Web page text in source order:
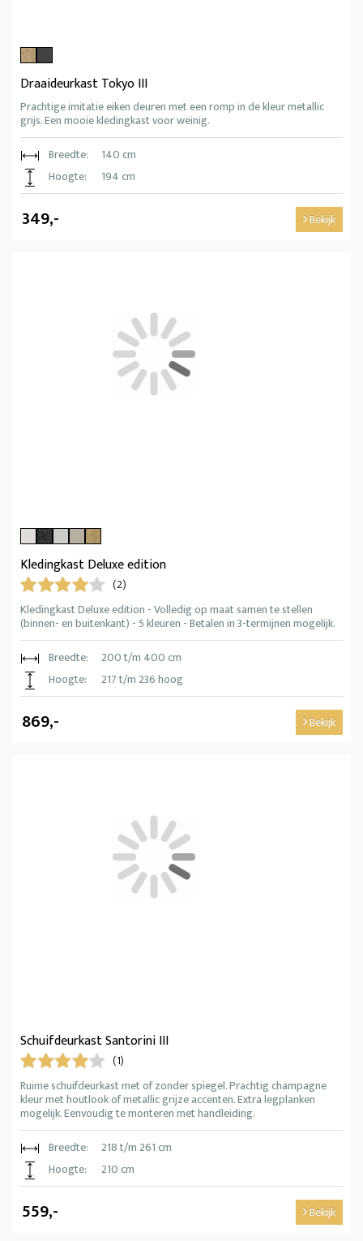
Draaideurkast Tokyo III
Prachtige imitatie eiken deuren met een romp in de kleur metallic
grijs. Een mooie kledingkast voor weinig.
Breedte:
140 cm
Hoogte:
194 cm
349,- Bekijk
Kledingkast Deluxe edition
(2)
Kledingkast Deluxe edition - Volledig op maat samen te stellen
(binnen- en buitenkant) - 5 kleuren - Betalen in 3-termijnen mogelijk.
Breedte:
200 t/m 400 cm
Hoogte:
217 t/m 236 hoog
869,- Bekijk
Schuifdeurkast Santorini III
(1)
Ruime schuifdeurkast met of zonder spiegel. Prachtig champagne
kleur met houtlook of metallic grijze accenten. Extra legplanken
mogelijk. Eenvoudig te monteren met handleiding.
Breedte:
218 t/m 261 cm
Hoogte:
210 cm
559,- Bekijk